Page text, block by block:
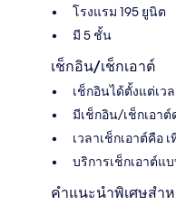
โรงแรม 195 ยูนิต
มี 5 ชั้น
เช็กอิน/เช็กเอาต์
เช็กอินได้ตั้งแต่เว
มีเช็กอิน/เช็กเอา
เวลาเช็กเอาต์คือ เ
บริการเช็กเอาต์แ
คำแนะนำพิเศษสำ